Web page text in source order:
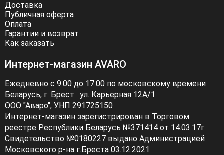
Доставка
Публичная оферта
Оплата
Гарантии и возврат
Как заказать
Интернет-магазин AVARO
Ежедневно с 9.00 до 17.00 по московскому времени
Беларусь, г. Брест . ул. Карьерная 12А/1
ООО "Аваро", УНП 291725150
Интернет-магазин зарегистрирован в Торговом
реестре Республики Беларусь №371414 от 14.03.17г.
Свидетельство №0180227 выдано Администрацией
Московского р-на г.Бреста 03.12.2021